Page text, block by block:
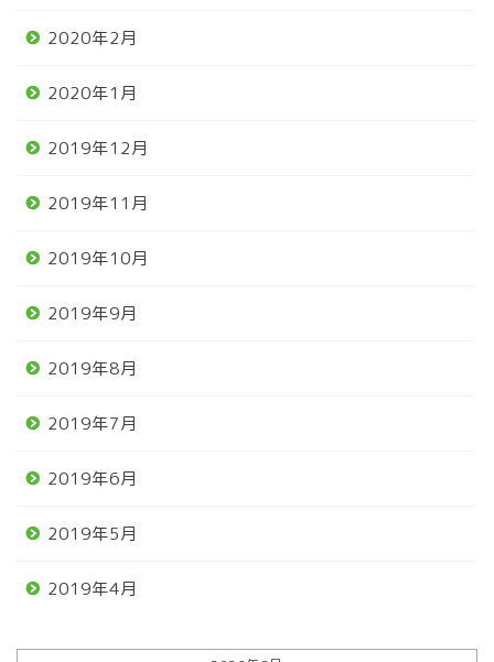
2020年2月
2020年1月
2019年12月
2019年11月
2019年10月
2019年9月
2019年8月
2019年7月
2019年6月
2019年5月
2019年4月